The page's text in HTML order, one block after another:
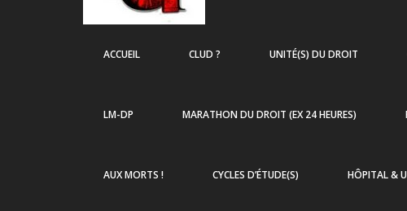
ACCUEIL CLUD ? UNITÉ(S) DU DROIT
LM-DP MARATHON DU DROIT (EX 24 HEURES)
AUX MORTS ! CYCLES D’ÉTUDE(S) HÔPITAL &